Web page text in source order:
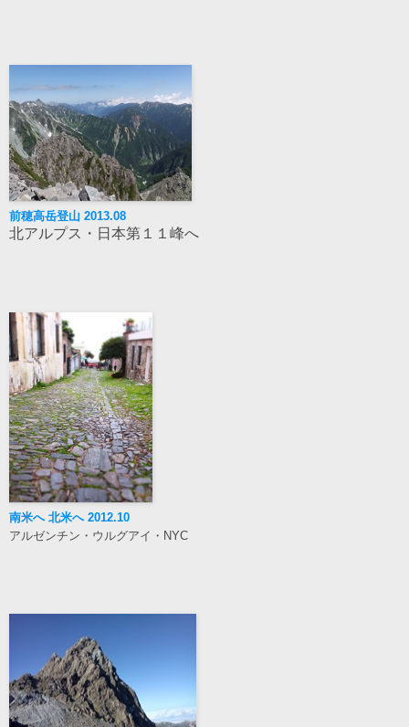
前穂高岳登山 2013.08
北アルプス・日本第１１峰へ
南米へ 北米へ 2012.10
アルゼンチン・ウルグアイ・NYC